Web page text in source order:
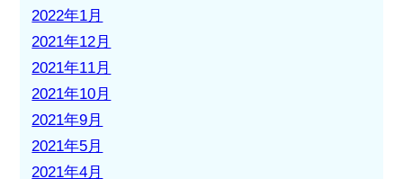
2022年1月
2021年12月
2021年11月
2021年10月
2021年9月
2021年5月
2021年4月